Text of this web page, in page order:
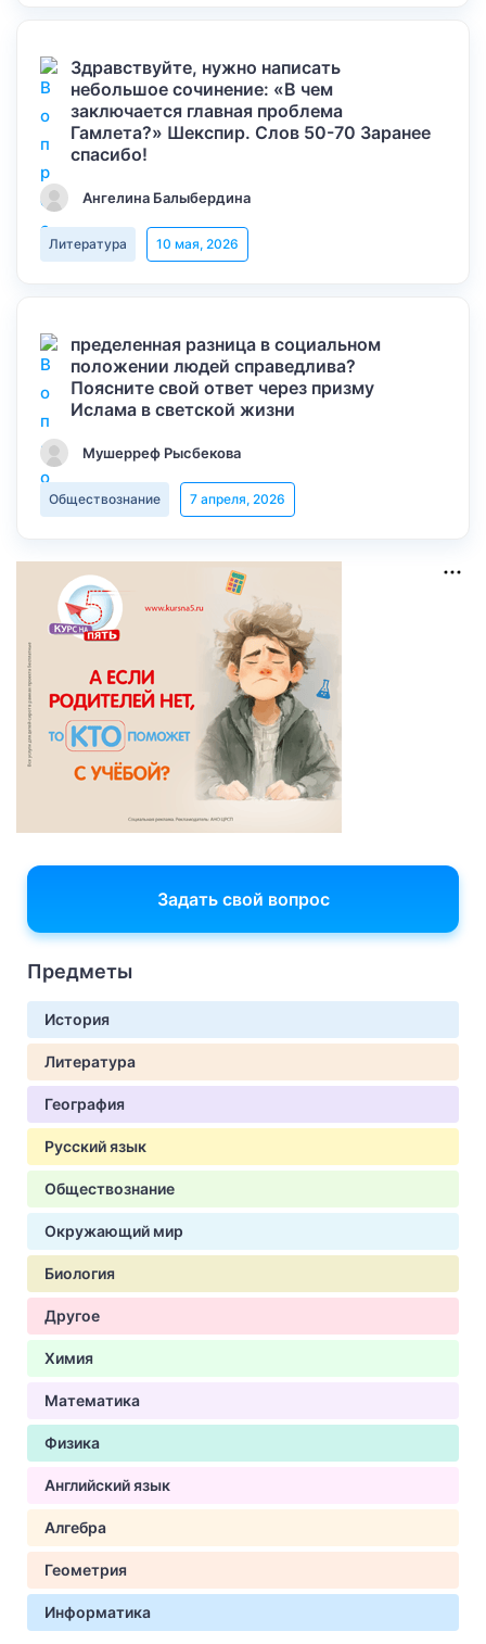
Здравствуйте, нужно написать
небольшое сочинение: «В чем
заключается главная проблема
Гамлета?» Шекспир. Слов 50-70 Заранее
спасибо!
Ангелина Балыбердина
Литература 10 мая, 2026
пределенная разница в социальном
положении людей справедлива?
Поясните свой ответ через призму
Ислама в светской жизни
Мушерреф Рысбекова
Обществознание 7 апреля, 2026
Задать свой вопрос
Предметы
История
Литература
География
Русский язык
Обществознание
Окружающий мир
Биология
Другое
Химия
Математика
Физика
Английский язык
Алгебра
Геометрия
Информатика